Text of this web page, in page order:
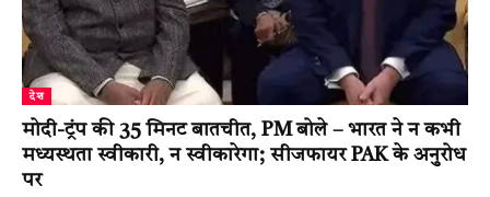
देश
मोदी-ट्रंप की 35 मिनट बातचीत, PM बोले – भारत ने न कभी
मध्यस्थता स्वीकारी, न स्वीकारेगा; सीजफायर PAK के अनुरोध
पर